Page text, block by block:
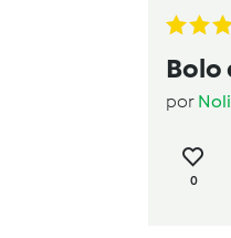
Bolo
por
0